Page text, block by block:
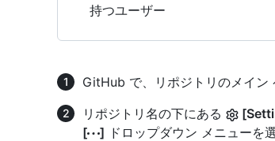
持つユーザー
GitHub で、リポジトリのメイン
リポジトリ名の下にある
[
] ドロップダウン メニューを